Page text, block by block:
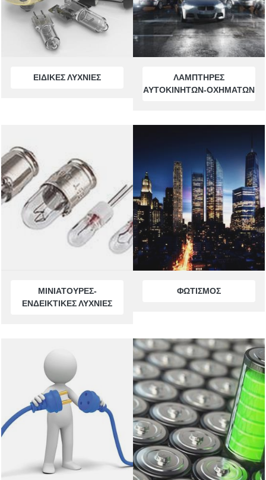
ΕΙΔΙΚΕΣ ΛΥΧΝΙΕΣ
ΛΑΜΠΤΗΡΕΣ
ΑΥΤΟΚΙΝΗΤΩΝ-ΟΧΗΜΑΤΩΝ
ΜΙΝΙΑΤΟΥΡΕΣ-
ΕΝΔΕΙΚΤΙΚΕΣ ΛΥΧΝΙΕΣ
ΦΩΤΙΣΜΟΣ
BA15s
WIRE ENDED
ΤΗΛΕΦΩΝΙΚΕΣ
ΝΕΟΝ
ΑΚΑΛΥΚΑ